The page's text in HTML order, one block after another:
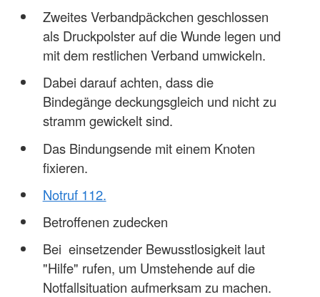
Zweites Verbandpäckchen geschlossen
als Druckpolster auf die Wunde legen und
mit dem restlichen Verband umwickeln.
Dabei darauf achten, dass die
Bindegänge deckungsgleich und nicht zu
stramm gewickelt sind.
Das Bindungsende mit einem Knoten
fixieren.
Notruf 112.
Betroffenen zudecken
Bei einsetzender Bewusstlosigkeit laut
"Hilfe" rufen, um Umstehende auf die
Notfallsituation aufmerksam zu machen.